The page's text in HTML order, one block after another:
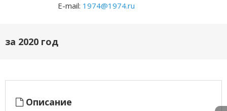
E-mail: 1974@1974.ru
за 2020 год
Описание